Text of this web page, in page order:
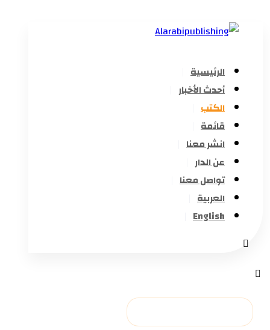
الرئيسية
أحدث الأخبار
الكتب
قائمة
انشر معنا
عن الدار
تواصل معنا
العربية
English